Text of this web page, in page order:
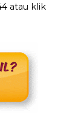
atau klik